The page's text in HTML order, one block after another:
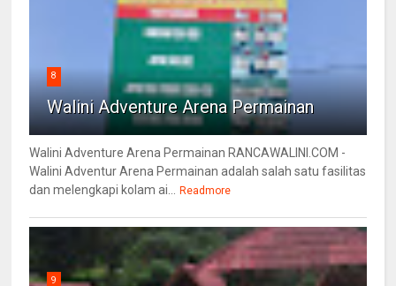
8
Walini Adventure Arena Permainan
Walini Adventure Arena Permainan RANCAWALINI.COM -
Walini Adventur Arena Permainan adalah salah satu fasilitas
dan melengkapi kolam ai...
Readmore
9